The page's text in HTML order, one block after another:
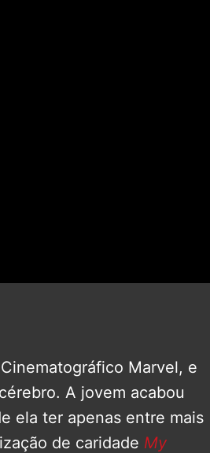
Marvel, e
A jovem acabou
ela ter apenas entre mais
de caridade My